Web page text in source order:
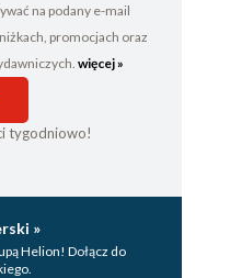
na podany e-mail
promocjach oraz
więcej »
tygodniowo!
»
Helion! Dołącz do